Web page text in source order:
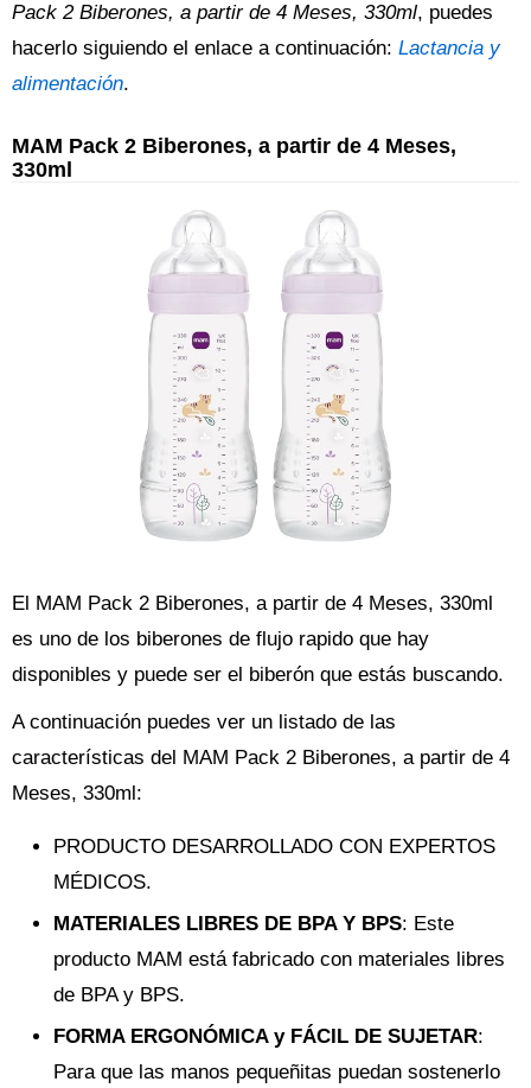
Pack 2 Biberones, a partir de 4 Meses, 330ml, puedes
hacerlo siguiendo el enlace a continuación: Lactancia y
alimentación.
MAM Pack 2 Biberones, a partir de 4 Meses,
330ml
El MAM Pack 2 Biberones, a partir de 4 Meses, 330ml
es uno de los biberones de flujo rapido que hay
disponibles y puede ser el biberón que estás buscando.
A continuación puedes ver un listado de las
características del MAM Pack 2 Biberones, a partir de 4
Meses, 330ml:
PRODUCTO DESARROLLADO CON EXPERTOS
MÉDICOS.
MATERIALES LIBRES DE BPA Y BPS: Este
producto MAM está fabricado con materiales libres
de BPA y BPS.
FORMA ERGONÓMICA y FÁCIL DE SUJETAR:
Para que las manos pequeñitas puedan sostenerlo